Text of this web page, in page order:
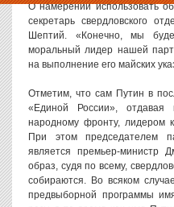
О намерении использовать
секретарь свердловского
Шептий. «Конечно, мы
моральный лидер нашей
на выполнение его майских
Отметим, что сам Путин в
«Единой России», отдавая
народному фронту, лидером
При этом председателем
является премьер-министр
образ, судя по всему,
собираются. Во всяком
предвыборной программы